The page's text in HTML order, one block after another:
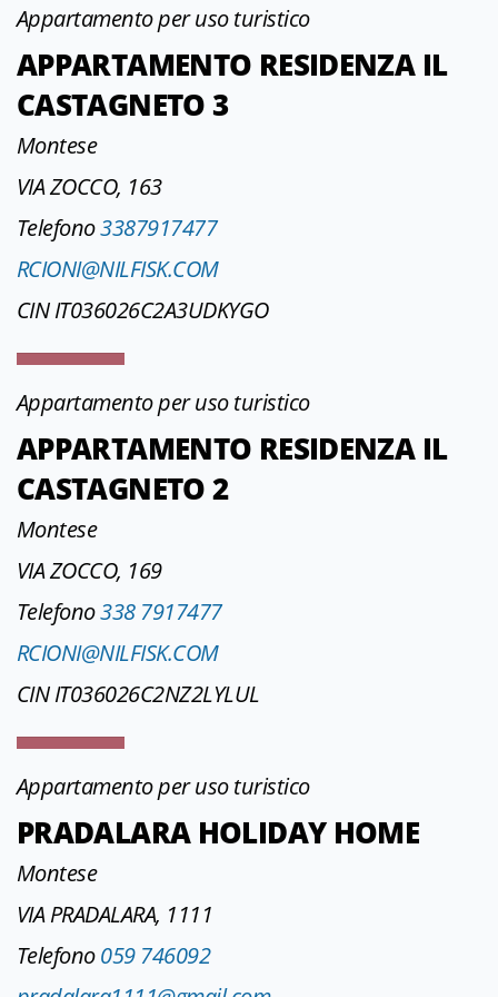
Appartamento per uso turistico
APPARTAMENTO RESIDENZA IL
CASTAGNETO 3
Montese
VIA ZOCCO, 163
Telefono3387917477
RCIONI@NILFISK.COM
CIN IT036026C2A3UDKYGO
Appartamento per uso turistico
APPARTAMENTO RESIDENZA IL
CASTAGNETO 2
Montese
VIA ZOCCO, 169
Telefono338 7917477
RCIONI@NILFISK.COM
CIN IT036026C2NZ2LYLUL
Appartamento per uso turistico
PRADALARA HOLIDAY HOME
Montese
VIA PRADALARA, 1111
Telefono059 746092